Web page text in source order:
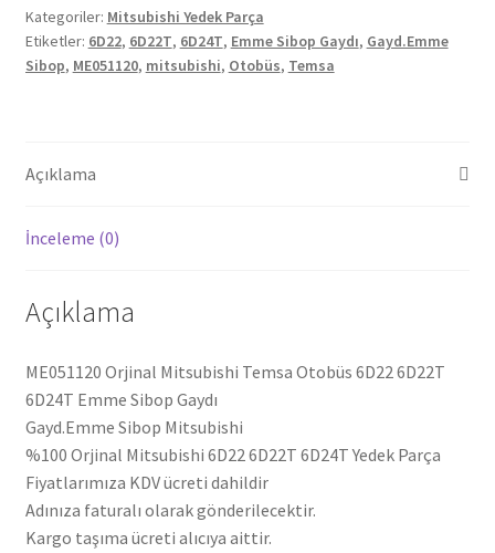
6D22T
6D24T
Emme
adet
Kategoriler: Mitsubishi Yedek Parça
Etiketler: 6D22, 6D22T, 6D24T, Emme Sibop Gaydı, Gayd.Emme
Sibop, ME051120, mitsubishi, Otobüs, Temsa
Açıklama
İnceleme (0)
Açıklama
ME051120 Orjinal Mitsubishi Temsa Otobüs 6D22 6D22T
6D24T Emme Sibop Gaydı
Gayd.Emme Sibop Mitsubishi
%100 Orjinal Mitsubishi 6D22 6D22T 6D24T Yedek Parça
Fiyatlarımıza KDV ücreti dahildir
Adınıza faturalı olarak gönderilecektir.
Kargo taşıma ücreti alıcıya aittir.